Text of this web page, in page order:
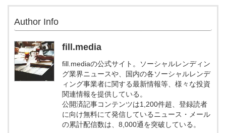
Author Info
fill.media
fill.mediaの公式サイト。ソーシャルレンディン
グ業界ニュースや、国内の各ソーシャルレンデ
ィング事業者に関する最新情報等、様々な投資
関連情報を提供している。
公開済記事コンテンツは1,200件超、登録読者
に向け無料にて発信しているニュース・メール
の累計配信数は、8,000通を突破している。